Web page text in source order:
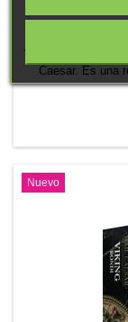
Viking Hirdmen
Caesar. Es una
encabezar una
Nuevo